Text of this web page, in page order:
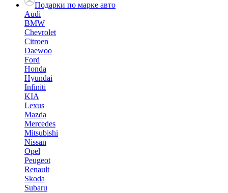
Подарки по марке авто
Audi
BMW
Chevrolet
Citroen
Daewoo
Ford
Honda
Hyundai
Infiniti
KIA
Lexus
Mazda
Mercedes
Mitsubishi
Nissan
Opel
Peugeot
Renault
Skoda
Subaru